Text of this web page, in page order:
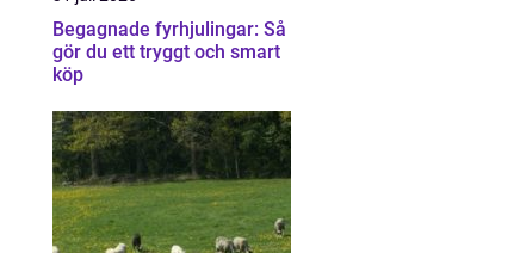
Begagnade fyrhjulingar: Så
gör du ett tryggt och smart
köp